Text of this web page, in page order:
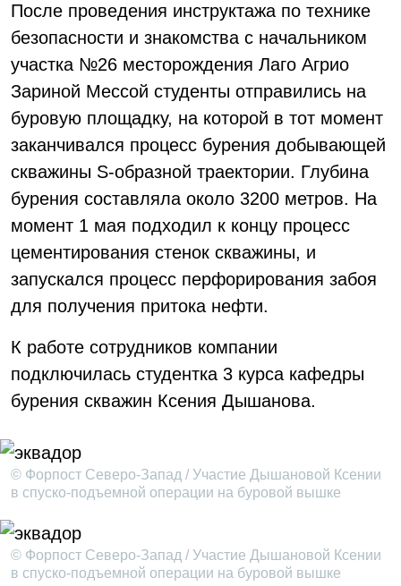
После проведения инструктажа по технике
безопасности и знакомства с начальником
участка №26 месторождения Лаго Агрио
Зариной Мессой студенты отправились на
буровую площадку, на которой в тот момент
заканчивался процесс бурения добывающей
скважины S-образной траектории. Глубина
бурения составляла около 3200 метров. На
момент 1 мая подходил к концу процесс
цементирования стенок скважины, и
запускался процесс перфорирования забоя
для получения притока нефти.
К работе сотрудников компании
подключилась студентка 3 курса кафедры
бурения скважин Ксения Дышанова.
© Форпост Северо-Запад / Участие Дышановой Ксении
в спуско-подъемной операции на буровой вышке
© Форпост Северо-Запад / Участие Дышановой Ксении
в спуско-подъемной операции на буровой вышке